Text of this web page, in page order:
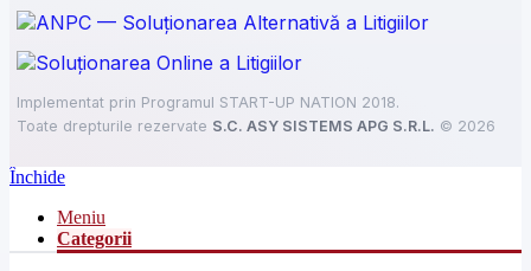
Implementat prin Programul START-UP NATION 2018.
Toate drepturile rezervate S.C. ASY SISTEMS APG S.R.L. © 2026
Închide
Meniu
Categorii